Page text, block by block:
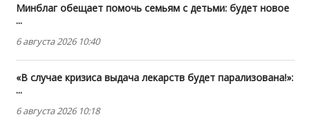
Минблаг обещает помочь семьям с детьми: будет новое
...
6 августа 2026 10:40
«В случае кризиса выдача лекарств будет парализована!»:
...
6 августа 2026 10:18